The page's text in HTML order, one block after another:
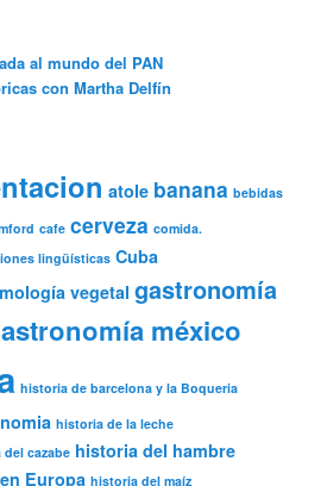
al mundo del PAN
con Martha Delfín
atole banana bebidas
cafe cerveza comida.
lingüísticas Cuba
vegetal gastronomía
méxico
historia de barcelona y la Boqueria
historia de la leche
cazabe historia del hambre
Europa historia del maíz